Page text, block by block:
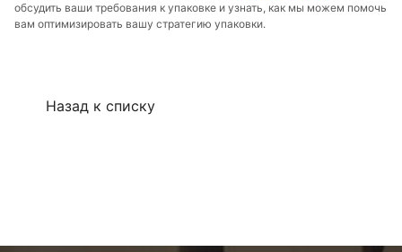
обсудить ваши требования к упаковке и узнать, как мы можем помочь
вам оптимизировать вашу стратегию упаковки.
Назад к списку